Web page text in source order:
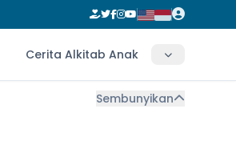
Cerita Alkitab Anak
Sembunyikan